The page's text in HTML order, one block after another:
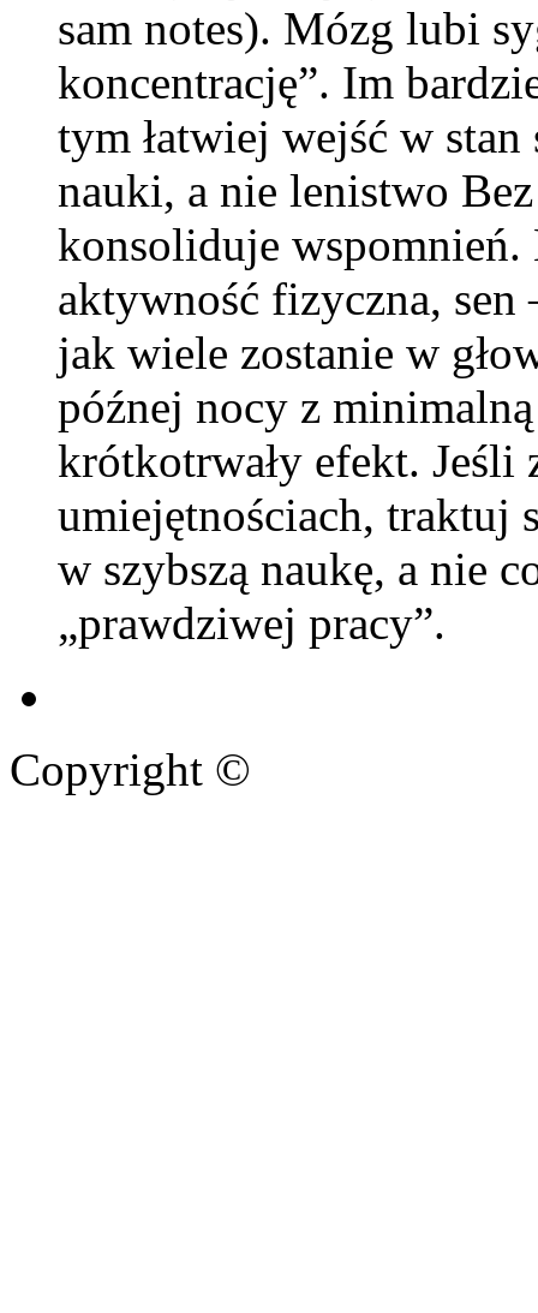
sam notes). Mózg lubi
koncentrację”. Im
tym łatwiej wejść w stan
nauki, a nie lenistwo
konsoliduje
aktywność fizyczna,
jak wiele zostanie w
późnej nocy z
krótkotrwały efekt.
umiejętnościach, traktuj
w szybszą naukę, a nie
„prawdziwej pracy”.
Copyright ©